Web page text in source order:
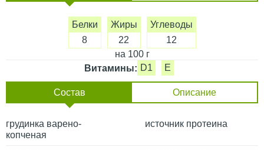
Белки
8
Жиры
22
Углеводы
12
на 100 г
Витамины: D1 E
Состав Описание
грудинка варено-
копченая
источник протеина